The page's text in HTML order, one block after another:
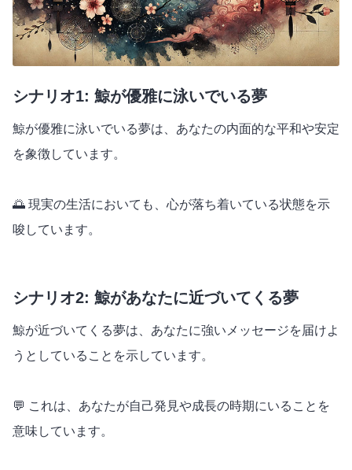
シナリオ1: 鯨が優雅に泳いでいる夢
鯨が優雅に泳いでいる夢は、あなたの内面的な平和や安定
を象徴しています。
🌅 現実の生活においても、心が落ち着いている状態を示
唆しています。
シナリオ2: 鯨があなたに近づいてくる夢
鯨が近づいてくる夢は、あなたに強いメッセージを届けよ
うとしていることを示しています。
💬 これは、あなたが自己発見や成長の時期にいることを
意味しています。